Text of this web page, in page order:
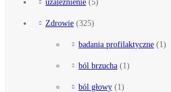
Zdrowie (325)
badania profilaktyczne (1)
ból brzucha (1)
ból głowy (1)